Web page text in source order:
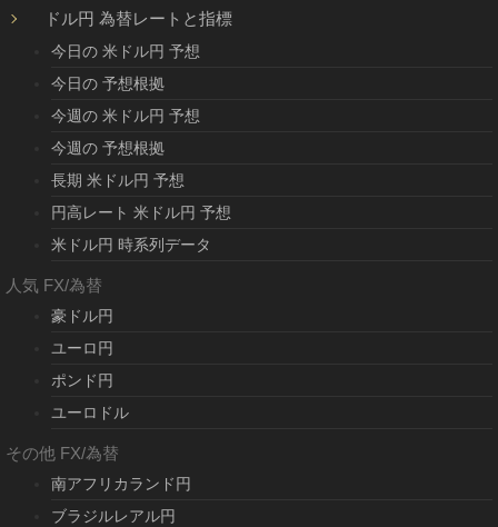
ドル円 為替レートと指標
今日の 米ドル円 予想
今日の 予想根拠
今週の 米ドル円 予想
今週の 予想根拠
長期 米ドル円 予想
円高レート 米ドル円 予想
米ドル円 時系列データ
人気 FX/為替
豪ドル円
ユーロ円
ポンド円
ユーロドル
その他 FX/為替
南アフリカランド円
ブラジルレアル円